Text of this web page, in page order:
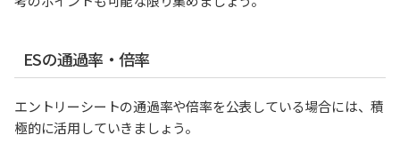
ESの通過率・倍率
エントリーシートの通過率や倍率を公表している場合には、積
極的に活用していきましょう。